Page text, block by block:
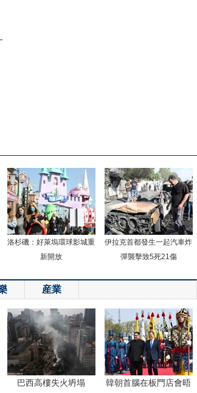
洛杉磯：好萊塢環球影城重
新開放
伊拉克首都發生一起汽車炸
彈襲擊致5死21傷
産業